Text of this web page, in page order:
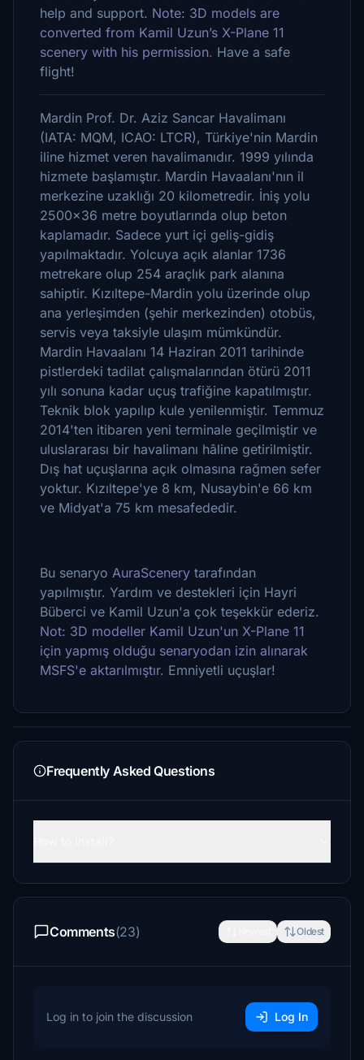
help and support. Note: 3D models are
converted from Kamil Uzun’s X-Plane 11
scenery with his permission. Have a safe
flight!
Mardin Prof. Dr. Aziz Sancar Havalimanı
(IATA: MQM, ICAO: LTCR), Türkiye'nin Mardin
iline hizmet veren havalimanıdır. 1999 yılında
hizmete başlamıştır. Mardin Havaalanı'nın il
merkezine uzaklığı 20 kilometredir. İniş yolu
2500×36 metre boyutlarında olup beton
kaplamadır. Sadece yurt içi geliş-gidiş
yapılmaktadır. Yolcuya açık alanlar 1736
metrekare olup 254 araçlık park alanına
sahiptir. Kızıltepe-Mardin yolu üzerinde olup
ana yerleşimden (şehir merkezinden) otobüs,
servis veya taksiyle ulaşım mümkündür.
Mardin Havaalanı 14 Haziran 2011 tarihinde
pistlerdeki tadilat çalışmalarından ötürü 2011
yılı sonuna kadar uçuş trafiğine kapatılmıştır.
Teknik blok yapılıp kule yenilenmiştir. Temmuz
2014'ten itibaren yeni terminale geçilmiştir ve
uluslararası bir havalimanı hâline getirilmiştir.
Dış hat uçuşlarına açık olmasına rağmen sefer
yoktur. Kızıltepe'ye 8 km, Nusaybin'e 66 km
ve Midyat'a 75 km mesafededir.
Bu senaryo AuraScenery tarafından
yapılmıştır. Yardım ve destekleri için Hayri
Büberci ve Kamil Uzun'a çok teşekkür ederiz.
Not: 3D modeller Kamil Uzun'un X-Plane 11
için yapmış olduğu senaryodan izin alınarak
MSFS'e aktarılmıştır. Emniyetli uçuşlar!
Frequently Asked Questions
Comments(23) Oldest
Log in to join the discussion Log In